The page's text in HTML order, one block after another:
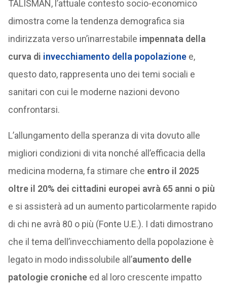
TALISMAN, l’attuale contesto socio-economico
dimostra come la tendenza demografica sia
indirizzata verso un’inarrestabile impennata della
curva di invecchiamento della popolazionee,
questo dato, rappresenta uno dei temi sociali e
sanitari con cui le moderne nazioni devono
confrontarsi.
L’allungamento della speranza di vita dovuto alle
migliori condizioni di vita nonché all’efficacia della
medicina moderna, fa stimare che entro il 2025
oltre il 20% dei cittadini europei avrà 65 anni o più
e si assisterà ad un aumento particolarmente rapido
di chi ne avrà 80 o più (Fonte U.E.). I dati dimostrano
che il tema dell’invecchiamento della popolazione è
legato in modo indissolubile all’aumento delle
patologie cronicheed al loro crescente impatto